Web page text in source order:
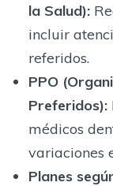
la Salud):
incluir
referidos.
PPO
Preferidos):
médicos
variaciones
Planes